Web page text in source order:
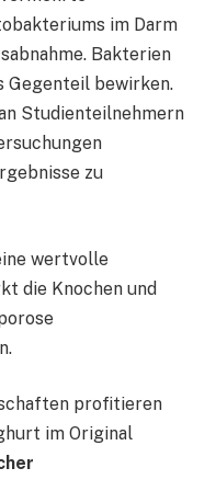
im Darm
Bakterien
Gegenteil bewirken.
Studienteilnehmern
zu
wertvolle
die Knochen und
profitieren
im Original